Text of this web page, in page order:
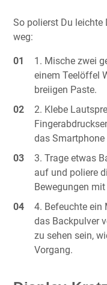
So polierst Du leichte
weg:
Mische zwei
einem Teelöffel
breiigen Paste.
Klebe
das Smartphone
Trage etwas
auf und poliere
Bewegungen
Befeuchte
das Backpulver
zu sehen sein,
Vorgang.